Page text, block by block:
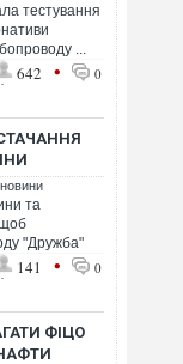
тестування
...
642 • 0
новини
та
"Дружба"
141 • 0
ФІЦО